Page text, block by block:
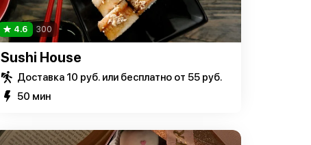
4.6 300
Sushi House
Доставка 10 руб. или бесплатно от 55 руб.
50 мин